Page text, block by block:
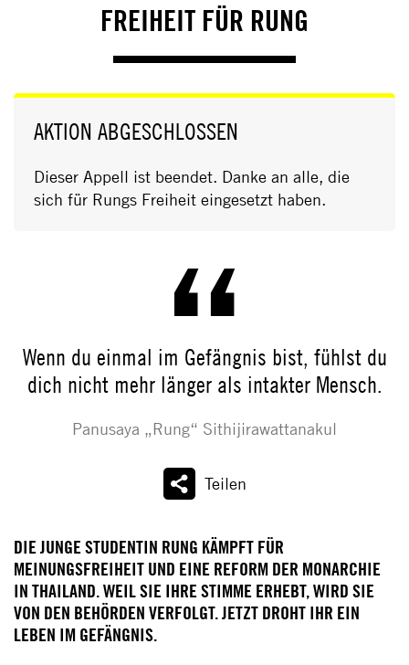
FREIHEIT FÜR RUNG
AKTION ABGESCHLOSSEN
Dieser Appell ist beendet. Danke an alle, die
sich für Rungs Freiheit eingesetzt haben.
Wenn du einmal im Gefängnis bist, fühlst du
dich nicht mehr länger als intakter Mensch.
Panusaya „Rung“ Sithijirawattanakul
Teilen
DIE JUNGE STUDENTIN RUNG KÄMPFT FÜR
MEINUNGSFREIHEIT UND EINE REFORM DER MONARCHIE
IN THAILAND. WEIL SIE IHRE STIMME ERHEBT, WIRD SIE
VON DEN BEHÖRDEN VERFOLGT. JETZT DROHT IHR EIN
LEBEN IM GEFÄNGNIS.